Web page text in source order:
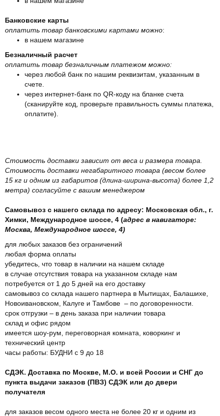
Банковские карты
оплатить товар банковскими картами можно:
в нашем магазине
Безналичный расчет
оплатить товар безналичным платежом можно:
через любой банк по нашим реквизитам, указанным в
счете.
через интернет-банк по QR-коду на бланке счета
(сканируйте код, проверьте правильность суммы платежа,
оплатите).
Стоимость доставки зависит от веса и размера товара.
Стоимость доставки негабаритного товара (весом более
15 кг и одним из габаритов (длина-ширина-высота) более 1,2
метра) согласуйте с вашим менеджером
Самовывоз с нашего склада по адресу: Московская обл., г.
Химки, Международное шоссе, 4 (адрес в навигаторе:
Москва, Международное шоссе, 4)
для любых заказов без ограничений
любая форма оплаты
убедитесь, что товар в наличии на нашем складе
в случае отсутствия товара на указанном складе нам
потребуется от 1 до 5 дней на его доставку
самовывоз со склада нашего партнера в Мытищах, Балашихе,
Новоивановском, Калуге и Тамбове – по договоренности.
срок отгрузки – в день заказа при наличии товара
склад и офис рядом
имеется шоу-рум, переговорная комната, коворкинг и
технический центр
часы работы: БУДНИ с 9 до 18
СДЭК. Доставка по Москве, М.О. и всей России и СНГ до
пункта выдачи заказов (ПВЗ) СДЭК или до двери
получателя
для заказов весом одного места не более 20 кг и одним из